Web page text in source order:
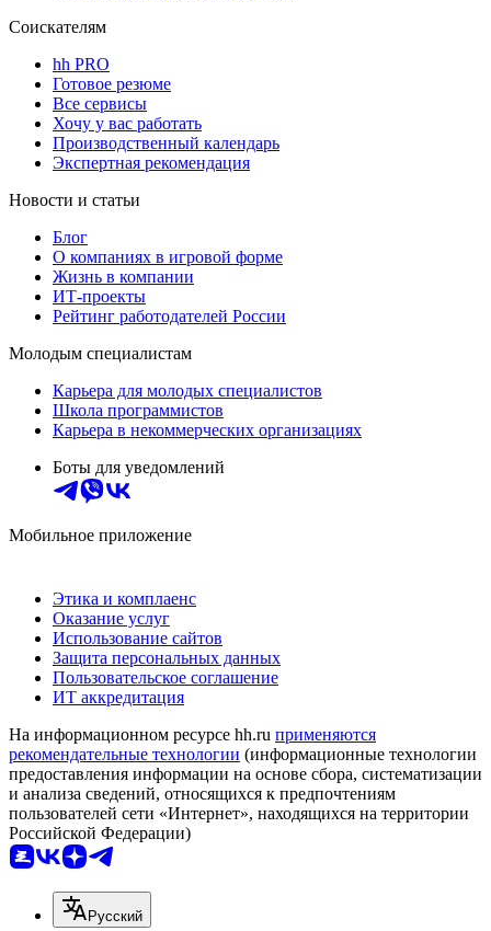
Соискателям
hh PRO
Готовое резюме
Все сервисы
Хочу у вас работать
Производственный календарь
Экспертная рекомендация
Новости и статьи
Блог
О компаниях в игровой форме
Жизнь в компании
ИТ-проекты
Рейтинг работодателей России
Молодым специалистам
Карьера для молодых специалистов
Школа программистов
Карьера в некоммерческих организациях
Боты для уведомлений
Мобильное приложение
Этика и комплаенс
Оказание услуг
Использование сайтов
Защита персональных данных
Пользовательское соглашение
ИТ аккредитация
На информационном ресурсе hh.ru применяются
рекомендательные технологии (информационные технологии
предоставления информации на основе сбора, систематизации
и анализа сведений, относящихся к предпочтениям
пользователей сети «Интернет», находящихся на территории
Российской Федерации)
Русский